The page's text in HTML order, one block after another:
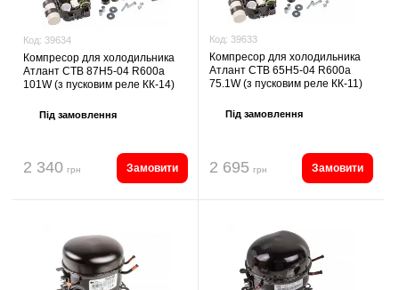
Код: 39634
Компресор для холодильника
Атлант СТВ 87Н5-04 R600a
101W (з пусковим реле КК-14)
Під замовлення
2 340 грн Замовити
Код: 39633
Компресор для холодильника
Атлант СТВ 65Н5-04 R600a
75.1W (з пусковим реле КК-11)
Під замовлення
2 695 грн Замовити